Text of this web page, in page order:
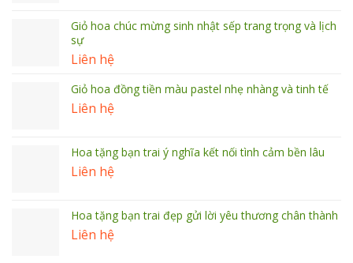
Giỏ hoa chúc mừng sinh nhật sếp trang trọng và lịch
sự
Liên hệ
Giỏ hoa đồng tiền màu pastel nhẹ nhàng và tinh tế
Liên hệ
Hoa tặng bạn trai ý nghĩa kết nối tình cảm bền lâu
Liên hệ
Hoa tặng bạn trai đẹp gửi lời yêu thương chân thành
Liên hệ